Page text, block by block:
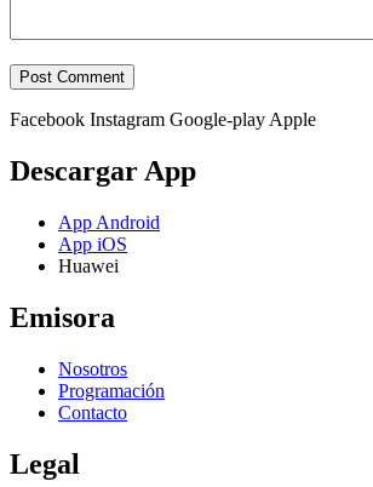
Facebook Instagram Google-play Apple
Descargar App
App Android
App iOS
Huawei
Emisora
Nosotros
Programación
Contacto
Legal